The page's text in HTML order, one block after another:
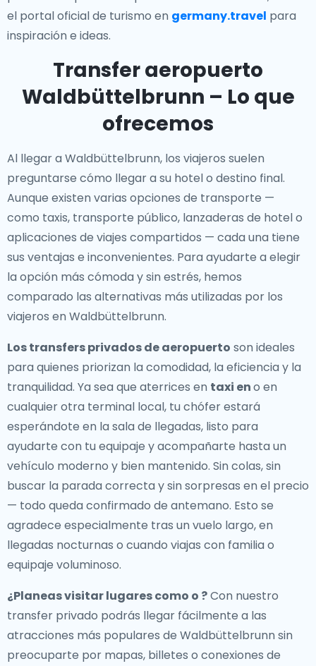
el portal oficial de turismo en germany.travel para
inspiración e ideas.
Transfer aeropuerto
Waldbüttelbrunn – Lo que
ofrecemos
Al llegar a Waldbüttelbrunn, los viajeros suelen
preguntarse cómo llegar a su hotel o destino final.
Aunque existen varias opciones de transporte —
como taxis, transporte público, lanzaderas de hotel o
aplicaciones de viajes compartidos — cada una tiene
sus ventajas e inconvenientes. Para ayudarte a elegir
la opción más cómoda y sin estrés, hemos
comparado las alternativas más utilizadas por los
viajeros en Waldbüttelbrunn.
Los transfers privados de aeropuerto son ideales
para quienes priorizan la comodidad, la eficiencia y la
tranquilidad. Ya sea que aterrices en taxi eno en
cualquier otra terminal local, tu chófer estará
esperándote en la sala de llegadas, listo para
ayudarte con tu equipaje y acompañarte hasta un
vehículo moderno y bien mantenido. Sin colas, sin
buscar la parada correcta y sin sorpresas en el precio
— todo queda confirmado de antemano. Esto se
agradece especialmente tras un vuelo largo, en
llegadas nocturnas o cuando viajas con familia o
equipaje voluminoso.
¿Planeas visitar lugares como o ?Con nuestro
transfer privado podrás llegar fácilmente a las
atracciones más populares de Waldbüttelbrunn sin
preocuparte por mapas, billetes o conexiones de